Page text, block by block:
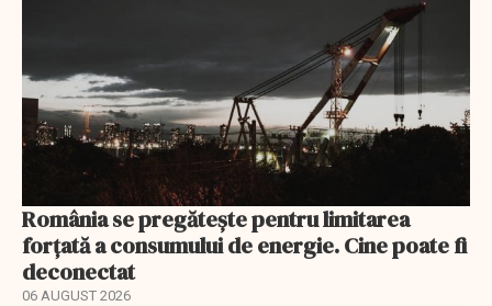
România se pregătește pentru limitarea
forțată a consumului de energie. Cine poate fi
deconectat
06 AUGUST 2026